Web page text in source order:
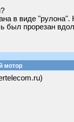
в виде
был прорезан
мотор